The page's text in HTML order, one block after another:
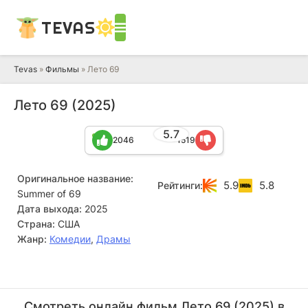
TEVAS
Tevas » Фильмы » Лето 69
Лето 69 (2025)
5.7
2046 1519
Оригинальное название:
Summer of 69
Дата выхода: 2025
Страна: США
Жанр: Комедии, Драмы
Рейтинги: 5.9 5.8